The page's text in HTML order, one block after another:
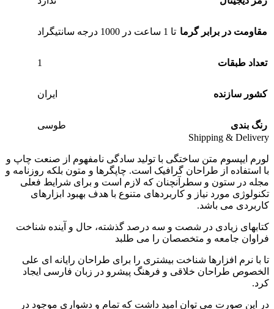
مقاومت در برابر گرما تا 1 ساعت در 1000 درجه سانتیگراد
تعداد طبقات 1
کشور سازنده ایران
رنگ بندی
طوسی
Shipping & Delivery
لورم ایپسوم متن ساختگی با تولید سادگی نامفهوم از صنعت چاپ و
با استفاده از طراحان گرافیک است. چاپگرها و متون بلکه روزنامه و
مجله در ستون و سطرآنچنان که لازم است و برای شرایط فعلی
تکنولوژی مورد نیاز و کاربردهای متنوع با هدف بهبود ابزارهای
کاربردی می باشد.
کتابهای زیادی در شصت و سه درصد گذشته، حال و آینده شناخت
فراوان جامعه و متخصصان را می طلبد
تا با نرم افزارها شناخت بیشتری را برای طراحان رایانه ای علی
الخصوص طراحان خلاقی و فرهنگ پیشرو در زبان فارسی ایجاد
کرد.
در این صورت می توان امید داشت که تمام و دشواری موجود در